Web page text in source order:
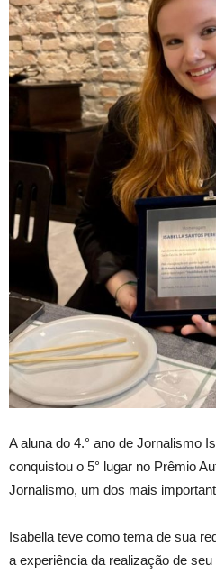
A aluna do 4.° ano de Jornalismo
conquistou o 5° lugar no Prêmio
Jornalismo, um dos mais
Isabella teve como tema de sua
a experiência da realização de